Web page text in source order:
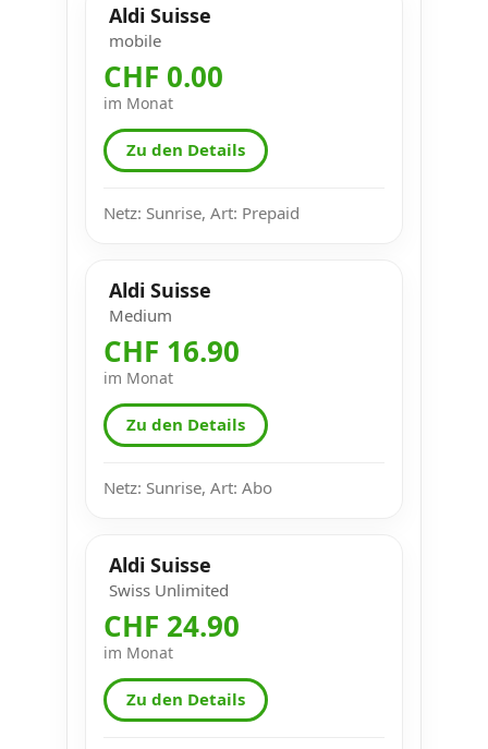
Aldi Suisse
mobile
CHF 0.00
im Monat
Zu den Details
Netz: Sunrise, Art: Prepaid
Aldi Suisse
Medium
CHF 16.90
im Monat
Zu den Details
Netz: Sunrise, Art: Abo
Aldi Suisse
Swiss Unlimited
CHF 24.90
im Monat
Zu den Details